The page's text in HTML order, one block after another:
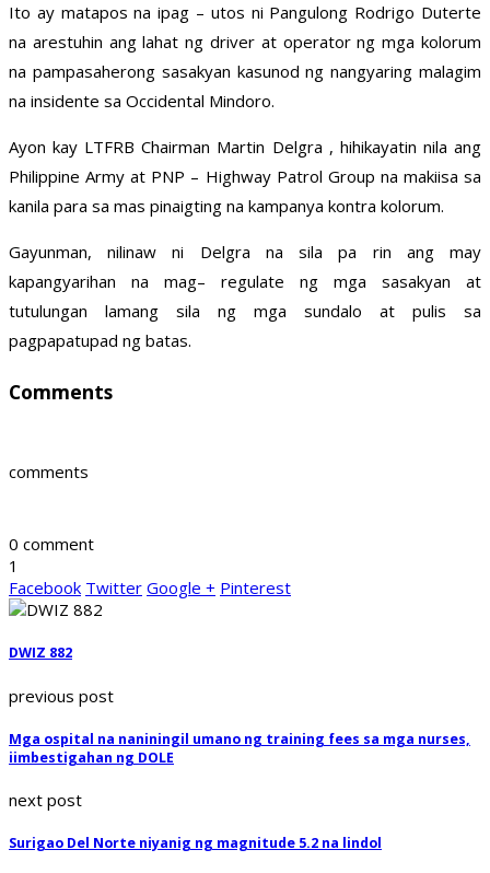
Ito ay matapos na ipag – utos ni Pangulong Rodrigo Duterte
na arestuhin ang lahat ng driver at operator ng mga kolorum
na pampasaherong sasakyan kasunod ng nangyaring malagim
na insidente sa Occidental Mindoro.
Ayon kay LTFRB Chairman Martin Delgra , hihikayatin nila ang
Philippine Army at PNP – Highway Patrol Group na makiisa sa
kanila para sa mas pinaigting na kampanya kontra kolorum.
Gayunman, nilinaw ni Delgra na sila pa rin ang may
kapangyarihan na mag– regulate ng mga sasakyan at
tutulungan lamang sila ng mga sundalo at pulis sa
pagpapatupad ng batas.
Comments
comments
0 comment
1
Facebook Twitter Google + Pinterest
DWIZ 882
previous post
Mga ospital na naniningil umano ng training fees sa mga nurses,
iimbestigahan ng DOLE
next post
Surigao Del Norte niyanig ng magnitude 5.2 na lindol